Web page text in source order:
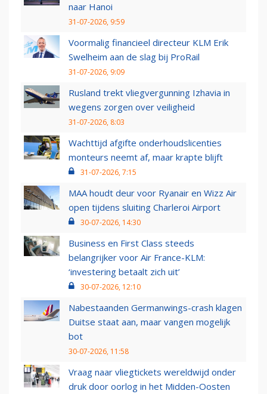
naar Hanoi
31-07-2026, 9:59
Voormalig financieel directeur KLM Erik
Swelheim aan de slag bij ProRail
31-07-2026, 9:09
Rusland trekt vliegvergunning Izhavia in
wegens zorgen over veiligheid
31-07-2026, 8:03
Wachttijd afgifte onderhoudslicenties
monteurs neemt af, maar krapte blijft
31-07-2026, 7:15
MAA houdt deur voor Ryanair en Wizz Air
open tijdens sluiting Charleroi Airport
30-07-2026, 14:30
Business en First Class steeds
belangrijker voor Air France-KLM:
‘investering betaalt zich uit’
30-07-2026, 12:10
Nabestaanden Germanwings-crash klagen
Duitse staat aan, maar vangen mogelijk
bot
30-07-2026, 11:58
Vraag naar vliegtickets wereldwijd onder
druk door oorlog in het Midden-Oosten